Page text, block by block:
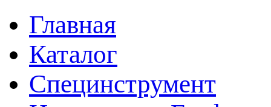
Главная
Каталог
Специнструмент